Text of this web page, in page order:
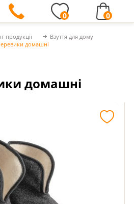
0 0
продукції
Взуття для дому
домашні
домашні